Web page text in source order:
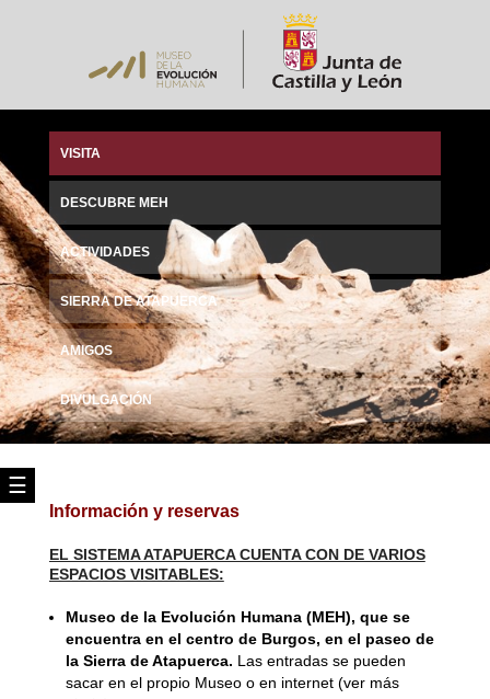
☰
VISITA
DESCUBRE MEH
ACTIVIDADES
SIERRA DE ATAPUERCA
AMIGOS
DIVULGACIÓN
Información y reservas
EL SISTEMA ATAPUERCA CUENTA CON DE VARIOS
ESPACIOS VISITABLES:
Museo de la Evolución Humana (MEH), que se
encuentra en el centro de Burgos, en el paseo de
la Sierra de Atapuerca. Las entradas se pueden
sacar en el propio Museo o en internet (ver más